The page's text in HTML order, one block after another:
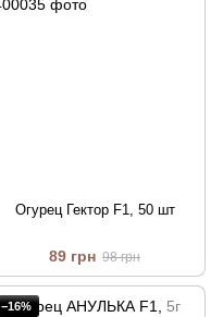
Огурец Гектор F1, 50 шт
89 грн 98 грн
−16%